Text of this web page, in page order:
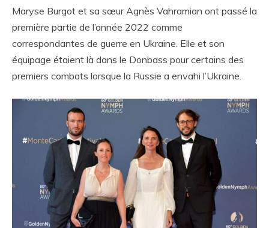
Maryse Burgot et sa sœur Agnès Vahramian ont passé la
première partie de l’année 2022 comme
correspondantes de guerre en Ukraine. Elle et son
équipage étaient là dans le Donbass pour certains des
premiers combats lorsque la Russie a envahi l’Ukraine.